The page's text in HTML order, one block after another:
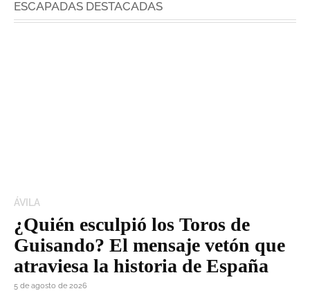
ESCAPADAS DESTACADAS
ÁVILA
¿Quién esculpió los Toros de
Guisando? El mensaje vetón que
atraviesa la historia de España
5 de agosto de 2026